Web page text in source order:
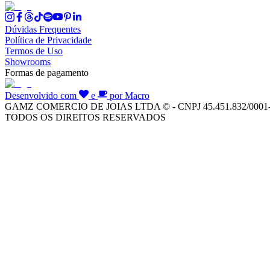
Dúvidas Frequentes
Política de Privacidade
Termos de Uso
Showrooms
Formas de pagamento
Desenvolvido com e
por Macro
GAMZ COMERCIO DE JOIAS LTDA © - CNPJ 45.451.832/
TODOS OS DIREITOS RESERVADOS